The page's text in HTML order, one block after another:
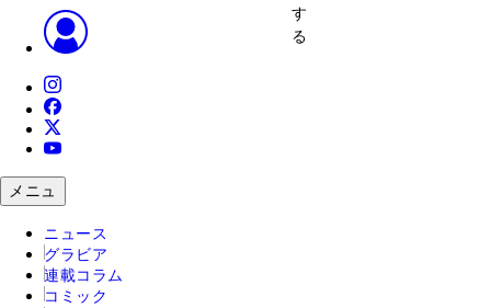
す
る
メニュ
ニュース
グラビア
連載コラム
コミック